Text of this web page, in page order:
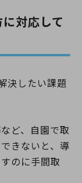
対応して
決したい課題
ど、自園で取
きないと、導
のに手間取